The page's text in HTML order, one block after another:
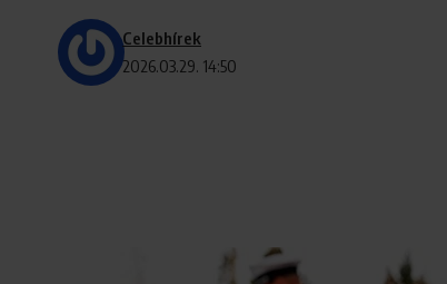
2026.03.29. 14:50
Celebhírek